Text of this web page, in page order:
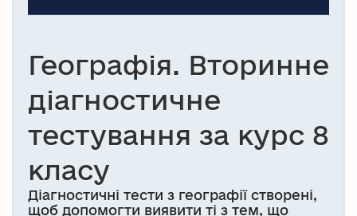
Географія. Вторинне
діагностичне
тестування за курс 8
класу
Діагностичні тести з географії створені,
щоб допомогти виявити ті з тем, що